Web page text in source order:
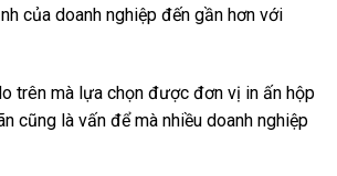
của doanh nghiệp đến gần hơn với
trên mà lựa chọn được đơn vị in ấn hộp
cũng là vấn để mà nhiều doanh nghiệp